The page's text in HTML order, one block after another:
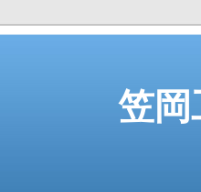
笠岡